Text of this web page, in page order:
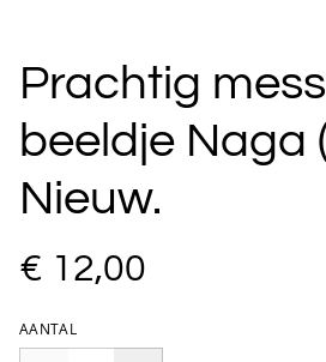
Prachtig
beeldje Naga
Nieuw.
€ 12,00
AANTAL